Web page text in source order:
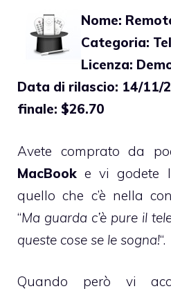
Nome:
Categoria:
Licenza:
Data di rilascio: 14/11/
finale: $26.70
Avete comprato da
MacBook e vi godete
quello che c’è nella
“Ma guarda c’è pure il
queste cose se le sogna!“.
Quando però vi